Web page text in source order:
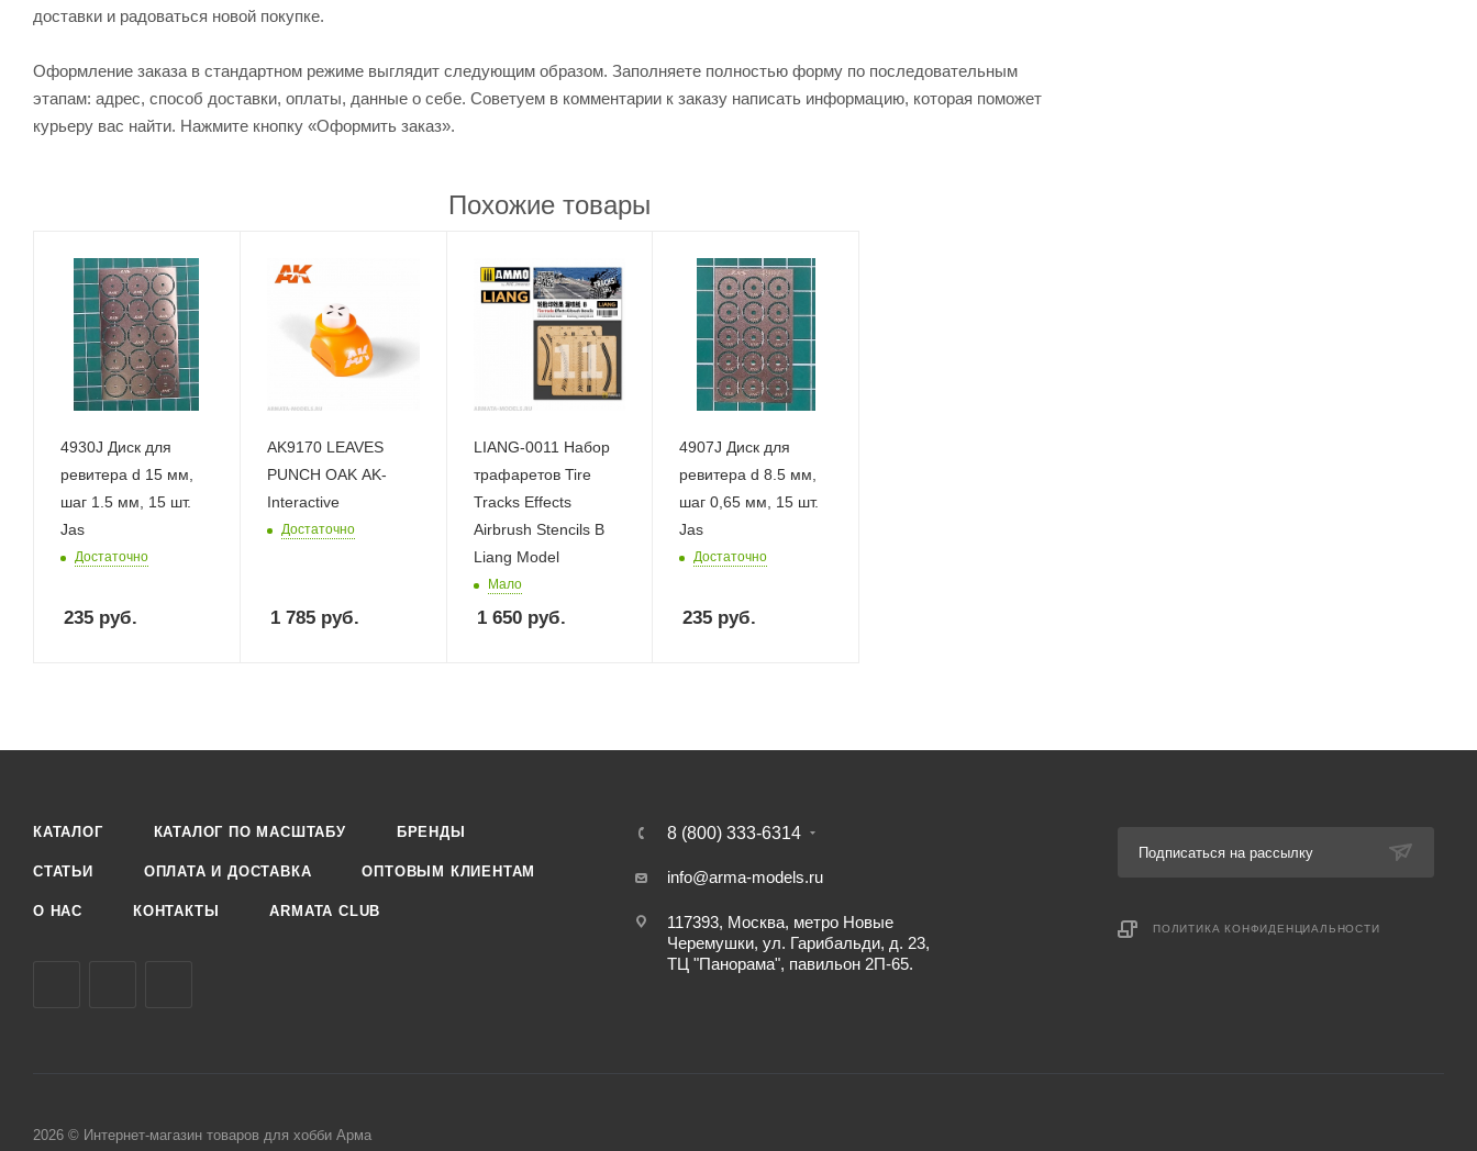
доставки и радоваться новой покупке.
Оформление заказа в стандартном режиме выглядит следующим образом. Заполняете полностью форму по последовательным
этапам: адрес, способ доставки, оплаты, данные о себе. Советуем в комментарии к заказу написать информацию, которая поможет
курьеру вас найти. Нажмите кнопку «Оформить заказ».
Похожие товары
4930J Диск для
ревитера d 15 мм,
шаг 1.5 мм, 15 шт.
Jas
Достаточно
235 руб.
AK9170 LEAVES
PUNCH OAK AK-
Interactive
Достаточно
1 785руб.
LIANG-0011 Набор
трафаретов Tire
Tracks Effects
Airbrush Stencils B
Liang Model
Мало
1 650руб.
4907J Диск для
ревитера d 8.5 мм,
шаг 0,65 мм, 15 шт.
Jas
Достаточно
235 руб.
КАТАЛОГ КАТАЛОГ ПО МАСШТАБУ БРЕНДЫ
СТАТЬИ ОПЛАТА И ДОСТАВКА ОПТОВЫМ КЛИЕНТАМ
О НАС КОНТАКТЫ ARMATA CLUB
8 (800) 333-6314
info@arma-models.ru
117393, Москва, метро Новые
Черемушки, ул. Гарибальди, д. 23,
ТЦ "Панорама", павильон 2П-65.
Подписаться на рассылку
ПОЛИТИКА КОНФИДЕНЦИАЛЬНОСТИ
2026 © Интернет-магазин товаров для хобби Арма